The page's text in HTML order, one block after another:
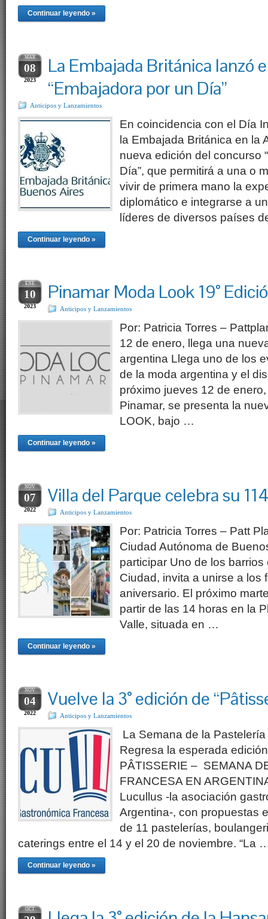
Continuar leyendo »
MAR
08
2023
La Embajada Británica lanzó
“Embajadora por un Día”
Anticipos y Lanzamientos
En coincidencia con el Día
la Embajada Británica en la
nueva edición del concurso
Día”, que permitirá a una o
vivir de primera mano la
diplomático e integrarse a
líderes de diversos países
Continuar leyendo »
ENE
10
2023
Pinamar Moda Look 19°
Anticipos y Lanzamientos
Por: Patricia Torres –
12 de enero, llega una
argentina Llega uno de los
de la moda argentina y el
próximo jueves 12 de
Pinamar, se presenta la
LOOK, bajo …
Continuar leyendo »
NOV
07
2022
Villa del Parque celebra su
Anticipos y Lanzamientos
Por: Patricia Torres – Patt
Ciudad Autónoma de
participar Uno de los
Ciudad, invita a unirse a los
aniversario. El próximo
partir de las 14 horas en la
Valle, situada en …
Continuar leyendo »
NOV
04
2022
Vuelve la 3° edición de
Anticipos y Lanzamientos
La Semana de la
Regresa la esperada
PÂTISSERIE – SEMANA
FRANCESA EN
Lucullus -la asociación
Argentina-, con propuestas
de 11 pastelerías,
caterings entre el 14 y el 20 de noviembre. “La
Continuar leyendo »
OCT